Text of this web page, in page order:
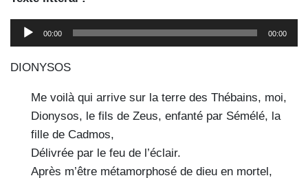
Lecteur
audio
00:00 00:00
DIONYSOS
Me voilà qui arrive sur la terre des Thébains, moi,
Dionysos, le fils de Zeus, enfanté par Sémélé, la
fille de Cadmos,
Délivrée par le feu de l’éclair.
Après m’être métamorphosé de dieu en mortel,